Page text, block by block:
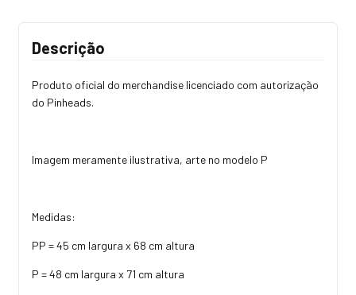
Descrição
Produto oficial do merchandise licenciado com autorização
do Pinheads.
Imagem meramente ilustrativa, arte no modelo P
Medidas:
PP = 45 cm largura x 68 cm altura
P = 48 cm largura x 71 cm altura